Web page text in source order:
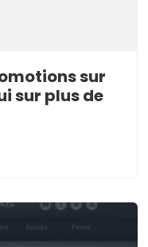
sur
sur plus de